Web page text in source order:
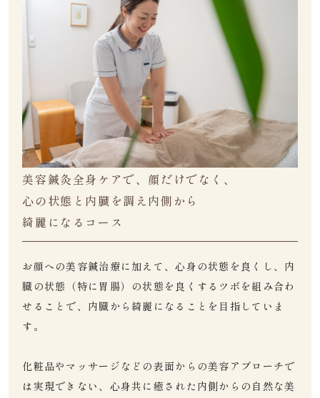
美容鍼灸全身ケアで、顔だけでなく、
心の状態と内臓を調え内側から
綺麗になるコース
お顔への美容鍼治療に加えて、心身の状態を良くし、内
臓の状態（特に胃腸）の状態を良くするツボを組み合わ
せることで、内臓から綺麗になることを目指していま
す。
化粧品やマッサージなどの表面からの美容アプローチで
は実現できない、心身共に癒された内側からの自然な美